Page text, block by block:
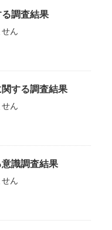
調査結果
ん
する調査結果
ん
識調査結果
ん